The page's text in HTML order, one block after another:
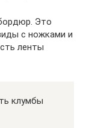
Это
с ножками и
ленты
клумбы